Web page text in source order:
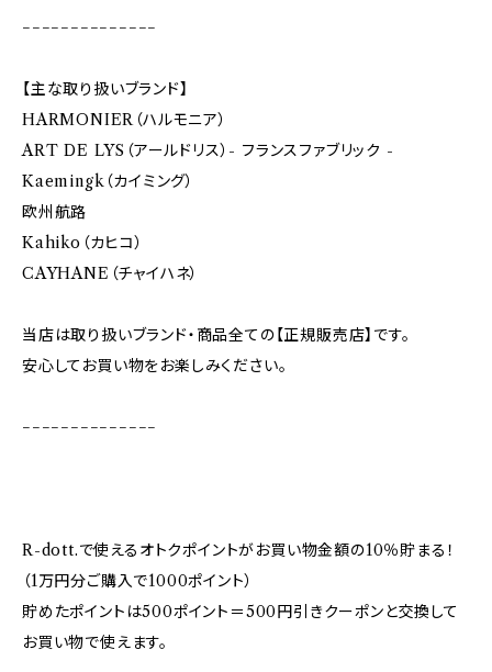
−−−−−−−−−−−−−−
【主な取り扱いブランド】
HARMONIER（ハルモニア）
ART DE LYS（アールドリス）- フランスファブリック -
Kaemingk（カイミング）
欧州航路
Kahiko（カヒコ）
CAYHANE（チャイハネ）
当店は取り扱いブランド・商品全ての【正規販売店】です。
安心してお買い物をお楽しみください。
−−−−−−−−−−−−−−
R-dott.で使えるオトクポイントがお買い物金額の10％貯まる！
（1万円分ご購入で1000ポイント）
貯めたポイントは500ポイント＝500円引きクーポンと交換して
お買い物で使えます。